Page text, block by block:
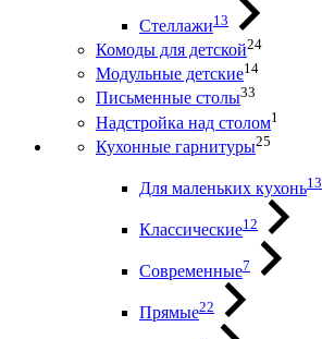
Стеллажи13
Комоды для детской24
Модульные детские14
Письменные столы33
Надстройка над столом1
Кухонные гарнитуры25
Для маленьких кухонь13
Классические12
Современные7
Прямые22